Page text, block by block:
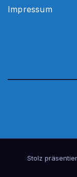
Impressum
Stolz